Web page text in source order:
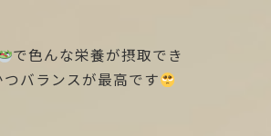
で色んな栄養が摂取でき
つバランスが最高です